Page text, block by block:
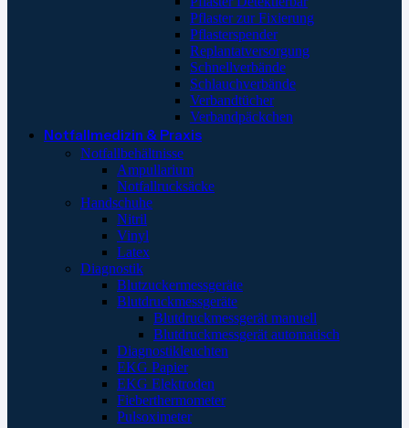
Pflaster zur Fixierung
Pflasterspender
Replantatversorgung
Schnellverbände
Schlauchverbände
Verbandtücher
Verbandpäckchen
Notfallmedizin & Praxis
Notfallbehältnisse
Ampullarium
Notfallrucksäcke
Handschuhe
Nitril
Vinyl
Latex
Diagnostik
Blutzuckermessgeräte
Blutdruckmessgeräte
Blutdruckmessgerät manuell
Blutdruckmessgerät automatisch
Diagnostikleuchten
EKG Papier
EKG Elektroden
Fieberthermometer
Pulsoximeter